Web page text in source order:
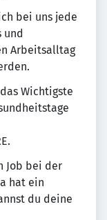
bei uns jede
und
Arbeitsalltag
Wichtigste
Job bei der
hat ein
du deine